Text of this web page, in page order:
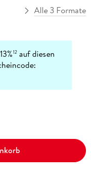
Alle 3 Formate
12 auf diesen